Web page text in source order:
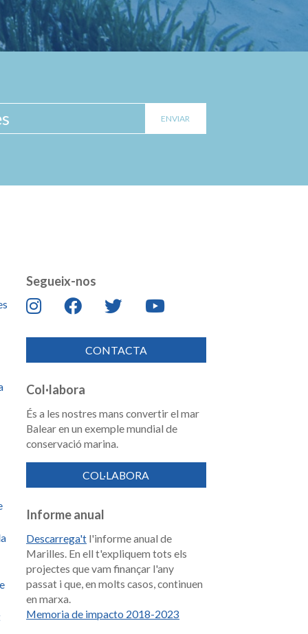
Segueix-nos
CONTACTA
Col·labora
És a les nostres mans convertir el mar
Balear en un exemple mundial de
conservació marina.
COL·LABORA
Informe anual
Descarrega't l'informe anual de
Marilles. En ell t'expliquem tots els
projectes que vam finançar l'any
passat i que, en molts casos, continuen
en marxa.
Memoria de impacto 2018-2023